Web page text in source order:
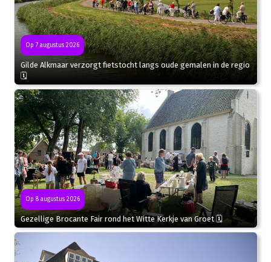
Op 7 augustus 2026
Gilde Alkmaar verzorgt fietstocht langs oude gemalen in de regio
🗓
Op 8 augustus 2026
Gezellige Brocante Fair rond het Witte Kerkje van Groet 🗓